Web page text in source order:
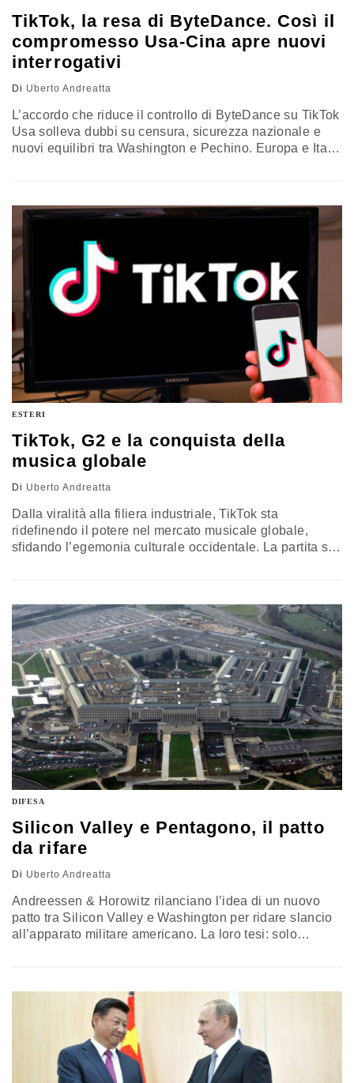
TikTok, la resa di ByteDance. Così il
compromesso Usa-Cina apre nuovi
interrogativi
Di Uberto Andreatta
L’accordo che riduce il controllo di ByteDance su TikTok
Usa solleva dubbi su censura, sicurezza nazionale e
nuovi equilibri tra Washington e Pechino. Europa e Italia
ESTERI
TikTok, G2 e la conquista della
musica globale
Di Uberto Andreatta
Dalla viralità alla filiera industriale, TikTok sta
ridefinendo il potere nel mercato musicale globale,
sfidando l’egemonia culturale occidentale. La partita sul
DIFESA
Silicon Valley e Pentagono, il patto
da rifare
Di Uberto Andreatta
Andreessen & Horowitz rilanciano l’idea di un nuovo
patto tra Silicon Valley e Washington per ridare slancio
all’apparato militare americano. La loro tesi: solo